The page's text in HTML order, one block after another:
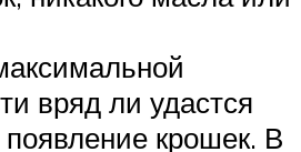
вряд ли удастся
крошек. В